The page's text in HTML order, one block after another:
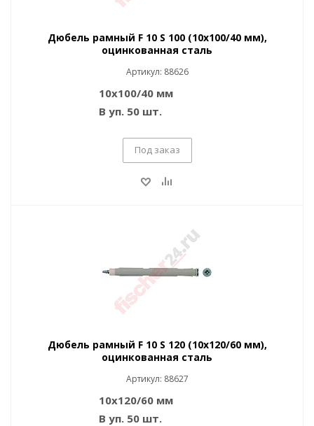
Дюбель рамный F 10 S 100 (10x100/40 мм),
оцинкованная сталь
Артикул: 88626
10x100/40 мм
В уп. 50 шт.
Под заказ
Дюбель рамный F 10 S 120 (10x120/60 мм),
оцинкованная сталь
Артикул: 88627
10x120/60 мм
В уп. 50 шт.